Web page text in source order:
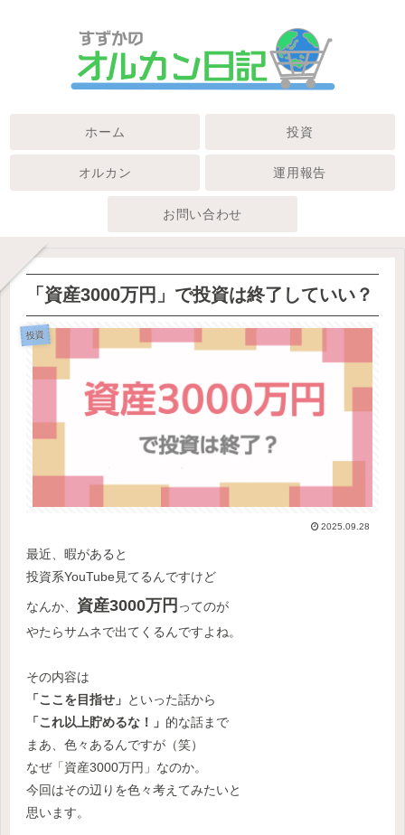
ホーム 投資
オルカン 運用報告
お問い合わせ
「資産3000万円」で投資は終了していい？
投資
2025.09.28
最近、暇があると
投資系YouTube見てるんですけど
なんか、 資産3000万 円 ってのが
やたらサムネで出てくるんですよね。
その内容は
「ここを目指せ」 といった話から
「これ以上貯めるな！」 的な話まで
まあ、色々あるんですが（笑）
なぜ「資産3000万円」なのか。
今回はその辺りを色々考えてみたいと
思います。